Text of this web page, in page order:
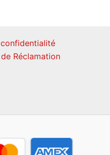
Réclamation